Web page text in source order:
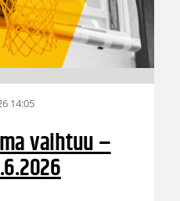
14:05
vaihtuu –